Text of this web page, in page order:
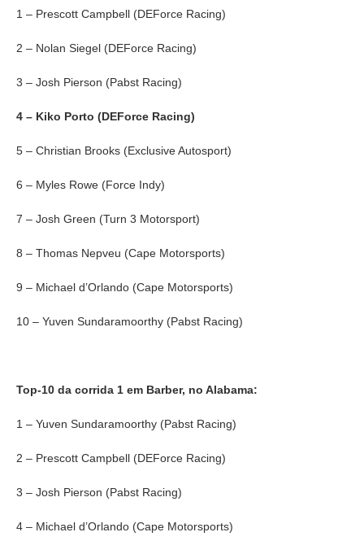
1 – Prescott Campbell (DEForce Racing)
2 – Nolan Siegel (DEForce Racing)
3 – Josh Pierson (Pabst Racing)
4 – Kiko Porto (DEForce Racing)
5 – Christian Brooks (Exclusive Autosport)
6 – Myles Rowe (Force Indy)
7 – Josh Green (Turn 3 Motorsport)
8 – Thomas Nepveu (Cape Motorsports)
9 – Michael d’Orlando (Cape Motorsports)
10 – Yuven Sundaramoorthy (Pabst Racing)
Top-10 da corrida 1 em Barber, no Alabama:
1 – Yuven Sundaramoorthy (Pabst Racing)
2 – Prescott Campbell (DEForce Racing)
3 – Josh Pierson (Pabst Racing)
4 – Michael d’Orlando (Cape Motorsports)